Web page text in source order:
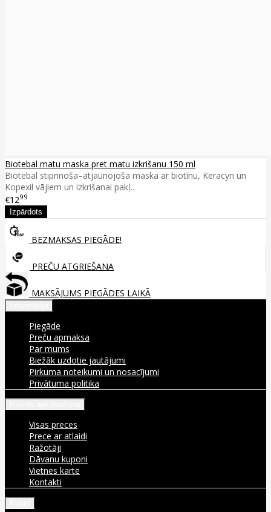
Biotebal matu maska pret matu izkrišanu 150 ml
Biotebal stiprinoša–atjaunojoša maska ar biotīnu, Keracyn un
Kopexil vājiem un izkrišanai pakļ..
€1299
BEZMAKSAS PIEGĀDE!
PREČU ATGRIEŠANA
MAKSĀJUMS PIEGĀDES LAIKĀ
Piegāde
Preču apmaksa
Par mums
Biežāk uzdotie jautājumi
Pirkuma noteikumi un nosacījumi
Privātuma politika
Visas preces
Prece ar atlaidi
Ražotāji
Dāvanu kuponi
Vietnes karte
Kontakti